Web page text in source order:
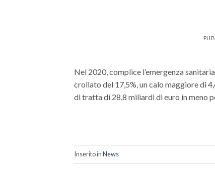
Nel 2020, complice l’emergenza
crollato del 17,5%, un calo maggiore di
di tratta di 28,8 miliardi di euro in meno
Inserito inNews